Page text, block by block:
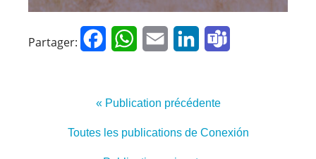
Partager: FacebookWhatsApp
Email LinkedIn
« Publication précédente
Toutes les publications de Conexión